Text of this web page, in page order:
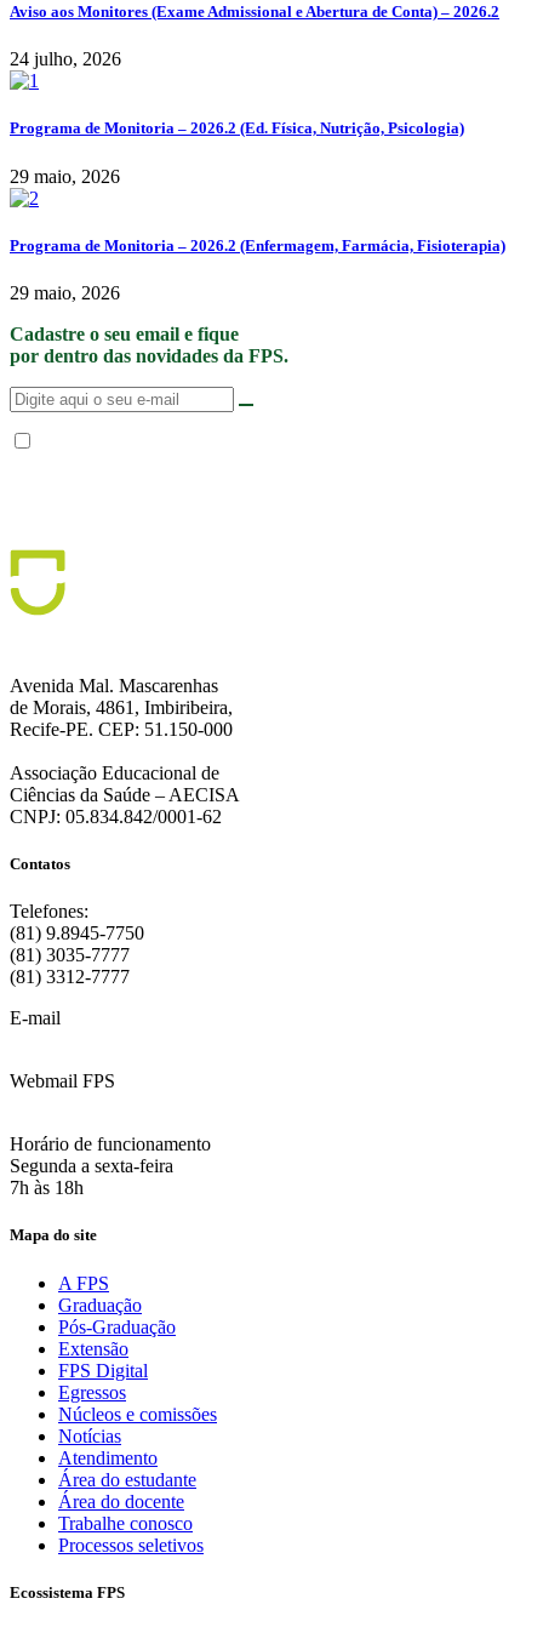
Aviso aos Monitores (Exame Admissional e Abertura de Conta) – 2026.2
24 julho, 2026
Programa de Monitoria – 2026.2 (Ed. Física, Nutrição, Psicologia)
29 maio, 2026
Programa de Monitoria – 2026.2 (Enfermagem, Farmácia, Fisioterapia)
29 maio, 2026
Cadastre o seu email e fique
por dentro das novidades da FPS.
Avenida Mal. Mascarenhas
de Morais, 4861, Imbiribeira,
Recife-PE. CEP: 51.150-000
Associação Educacional de
Ciências da Saúde – AECISA
CNPJ: 05.834.842/0001-62
Contatos
Telefones:
(81) 9.8945-7750
(81) 3035-7777
(81) 3312-7777
E-mail
Webmail FPS
Horário de funcionamento
Segunda a sexta-feira
7h às 18h
Mapa do site
A FPS
Graduação
Pós-Graduação
Extensão
FPS Digital
Egressos
Núcleos e comissões
Notícias
Atendimento
Área do estudante
Área do docente
Trabalhe conosco
Processos seletivos
Ecossistema FPS